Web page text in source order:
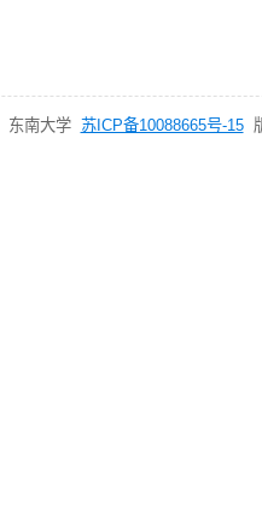
东南大学 苏ICP备10088665号-15